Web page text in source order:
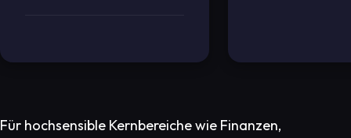
Für hochsensible Kernbereiche wie Finanzen,